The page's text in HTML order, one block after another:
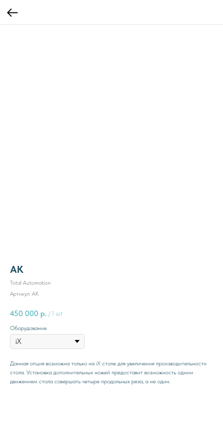
AK
Total Automation
Артикул: AK
450 000 р. / 1 шт
Оборудование
Данная опция возможна только на iХ столе для увеличения производительности
стола. Установка дополнительных ножей предоставит возможность одним
движением стола совершать четыре продольных реза, а не один.